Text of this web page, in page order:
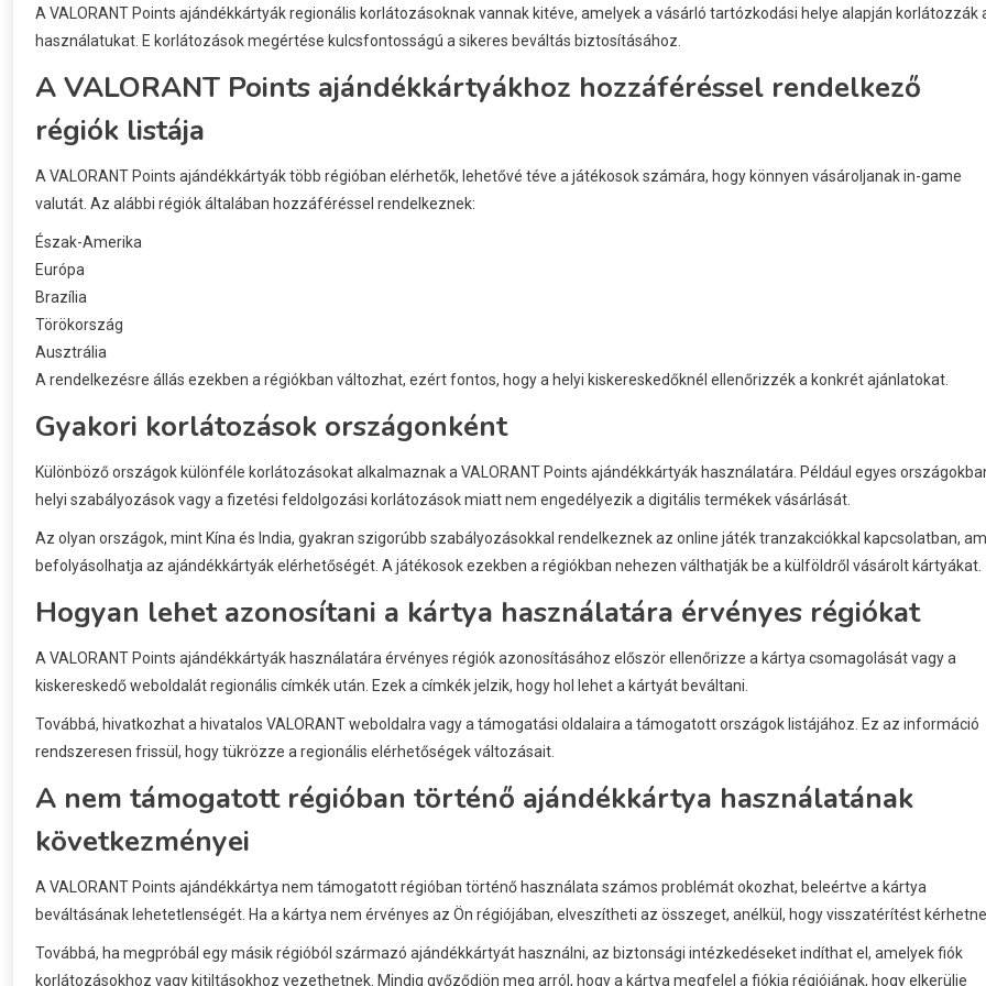
A VALORANT Points ajándékkártyák regionális korlátozásoknak vannak kitéve, amelyek a vásárló tartózkodási helye alapján korlátozzák
használatukat. E korlátozások megértése kulcsfontosságú a sikeres beváltás biztosításához.
A VALORANT Points ajándékkártyákhoz hozzáféréssel rendelkező
régiók listája
A VALORANT Points ajándékkártyák több régióban elérhetők, lehetővé téve a játékosok számára, hogy könnyen vásároljanak in-game
valutát. Az alábbi régiók általában hozzáféréssel rendelkeznek:
Észak-Amerika
Európa
Brazília
Törökország
Ausztrália
A rendelkezésre állás ezekben a régiókban változhat, ezért fontos, hogy a helyi kiskereskedőknél ellenőrizzék a konkrét ajánlatokat.
Gyakori korlátozások országonként
Különböző országok különféle korlátozásokat alkalmaznak a VALORANT Points ajándékkártyák használatára. Például egyes
helyi szabályozások vagy a fizetési feldolgozási korlátozások miatt nem engedélyezik a digitális termékek vásárlását.
Az olyan országok, mint Kína és India, gyakran szigorúbb szabályozásokkal rendelkeznek az online játék tranzakciókkal kapcsolatban,
befolyásolhatja az ajándékkártyák elérhetőségét. A játékosok ezekben a régiókban nehezen válthatják be a külföldről vásárolt kártyákat.
Hogyan lehet azonosítani a kártya használatára érvényes régiókat
A VALORANT Points ajándékkártyák használatára érvényes régiók azonosításához először ellenőrizze a kártya csomagolását vagy a
kiskereskedő weboldalát regionális címkék után. Ezek a címkék jelzik, hogy hol lehet a kártyát beváltani.
Továbbá, hivatkozhat a hivatalos VALORANT weboldalra vagy a támogatási oldalaira a támogatott országok listájához. Ez az információ
rendszeresen frissül, hogy tükrözze a regionális elérhetőségek változásait.
A nem támogatott régióban történő ajándékkártya használatának
következményei
A VALORANT Points ajándékkártya nem támogatott régióban történő használata számos problémát okozhat, beleértve a kártya
beváltásának lehetetlenségét. Ha a kártya nem érvényes az Ön régiójában, elveszítheti az összeget, anélkül, hogy visszatérítést kérhetne.
Továbbá, ha megpróbál egy másik régióból származó ajándékkártyát használni, az biztonsági intézkedéseket indíthat el, amelyek fiók
korlátozásokhoz vagy kitiltásokhoz vezethetnek. Mindig győződjön meg arról, hogy a kártya megfelel a fiókja régiójának, hogy elkerülje